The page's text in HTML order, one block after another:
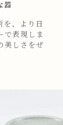
器
を、より日
で表現しま
美しさをぜ